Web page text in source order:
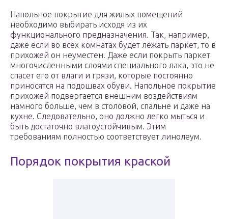
Напольное покрытие для жилых помещений
необходимо выбирать исходя из их
функционального предназначения. Так, например,
даже если во всех комнатах будет лежать паркет, то в
прихожей он неуместен. Даже если покрыть паркет
многочисленными слоями специального лака, это не
спасет его от влаги и грязи, которые постоянно
приносятся на подошвах обуви. Напольное покрытие
прихожей подвергается внешним воздействиям
намного больше, чем в столовой, спальне и даже на
кухне. Следовательно, оно должно легко мыться и
быть достаточно влагоустойчивым. Этим
требованиям полностью соответствует линолеум.
Порядок покрытия краской